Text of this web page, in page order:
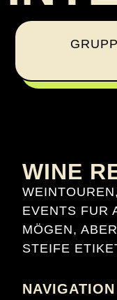
WINE
EVENTS FUR
MÖGEN,
STEIFE
NAVIGATION